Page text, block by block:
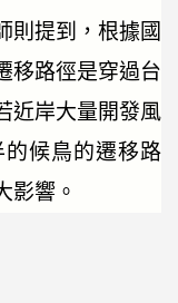
則提到，根據國
移路徑是穿過台
近岸大量開發風
候鳥的遷移路
影響。